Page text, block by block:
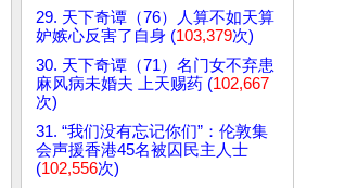
29. 天下奇谭（76）人算不如天算
妒嫉心反害了自身 (103,379次)
30. 天下奇谭（71）名门女不弃患
麻风病未婚夫 上天赐药 (102,667
次)
31. “我们没有忘记你们”：伦敦集
会声援香港45名被囚民主人士
(102,556次)